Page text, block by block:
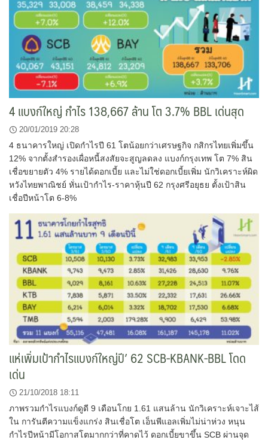
4 แบงก์ใหญ่ กำไร 138,667 ล้าน โต 3.7% BBL เด่นสุด
20/01/2019 20:28
4 ธนาคารใหญ่ เปิดกำไรปี 61 โตน้อยกว่าเศรษฐกิจ กสิกรไทยเพิ่มขึ้น
12% จากตั้งสำรองเผื่อหนี้สงสัยจะสูญลดลง แบงก์กรุงเทพ โต 7% สิน
เชื่อขยายตัว 4% รายได้ดอกเบี้ย และไม่ใช่ดอกเบี้ยเพิ่ม นักวิเคราะห์ผิด
หวังไทยพาณิชย์ หั่นเป้ากำไร-ราคาหุ้นปี 62 กรุงศรีอยุธย ตั้งเป้าสิน
เชื่อปีหน้าโต 6-8%
แห่เพิ่มเป้ากำไรแบงก์ใหญ่ปี’ 62 SCB-KBANK-BBL โดด
เด่น
21/10/2018 18:11
ภาพรวมกำไรแบงก์ดูดี 9 เดือนโกย 1.61 แสนล้าน นักวิเคราะห์เจาะไส้
ใน การันตีความแข็งแกร่ง สินเชื่อโต เอ็นพีแอลเพิ่มไม่น่าห่วง หนุน
กำไรปีหน้ามีโอกาสโตมากกว่าที่คาดไว้ ดอกเบี้ยขาขึ้น SCB ผ่านจุด